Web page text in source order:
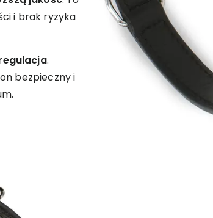
i brak ryzyka
.
bezpieczny i